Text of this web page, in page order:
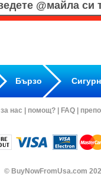
Бързо
за нас помощ? FAQ
© BuyNowFromUsa.com